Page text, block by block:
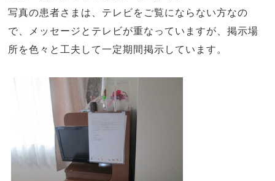
写真の患者さまは、テレビをご覧にならない方なの
で、メッセージとテレビが重なっていますが、掲示場
所を色々と工夫して一定期間掲示しています。